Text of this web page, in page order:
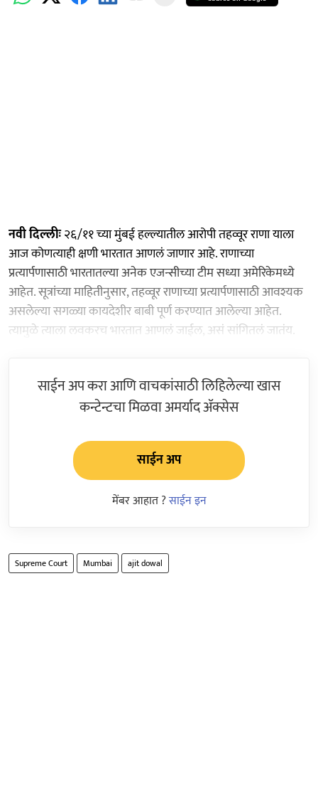
नवी दिल्लीः२६/११ च्या मुंबई हल्ल्यातील आरोपी तहव्वूर राणा याला
आज कोणत्याही क्षणी भारतात आणलं जाणार आहे. राणाच्या
प्रत्यार्पणासाठी भारतातल्या अनेक एजन्सीच्या टीम सध्या अमेरिकेमध्ये
आहेत. सूत्रांच्या माहितीनुसार, तहव्वूर राणाच्या प्रत्यार्पणासाठी आवश्यक
असलेल्या सगळ्या कायदेशीर बाबी पूर्ण करण्यात आलेल्या आहेत.
त्यामुळे त्याला लवकरच भारतात आणलं जाईल, असं सांगितलं जातंय.
साईन अप करा आणि वाचकांसाठी लिहिलेल्या खास
कन्टेन्टचा मिळवा अमर्याद ॲक्सेस
साईन अप
मेंबर आहात ?साईन इन
Supreme Court Mumbai ajit dowal